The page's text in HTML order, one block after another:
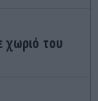
χωριό του